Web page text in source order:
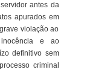
antes da
apurados em
violação ao
e ao
definitivo sem
criminal